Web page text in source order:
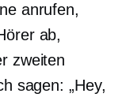
anrufen,
ab,
zweiten
sagen: „Hey,